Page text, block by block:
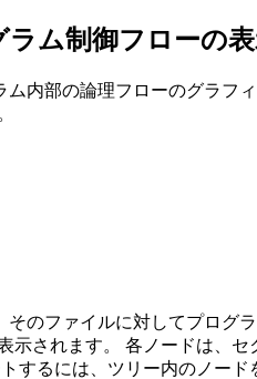
ム制御フローの
内部の論理フローのグラ
のファイルに対してプログ
示されます。 各ノードは、
するには、ツリー内のノー